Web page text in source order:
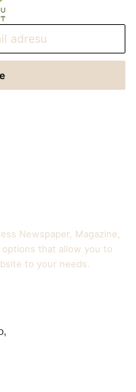
Newspaper, Magazine,
that allow you to
to your needs.